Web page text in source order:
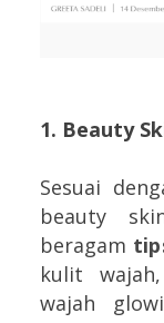
1. Beauty
Sesuai
beauty
beragam
kulit
wajah